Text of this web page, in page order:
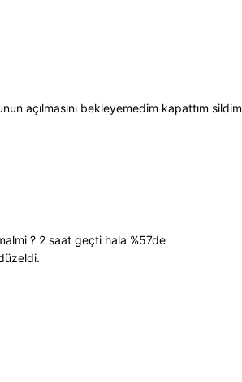
açılmasını bekleyemedim kapattım sildim
? 2 saat geçti hala %57de